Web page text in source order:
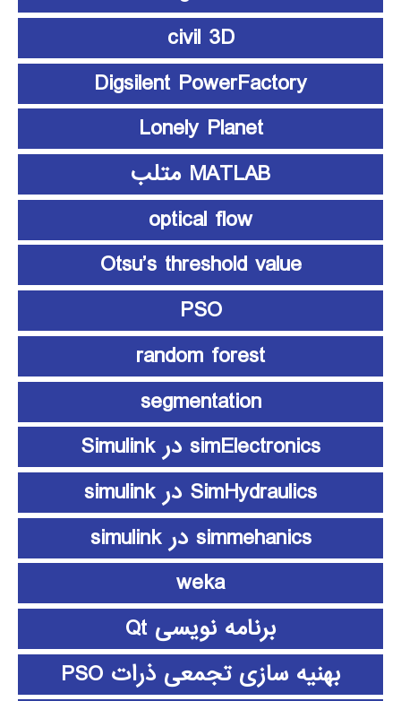
civil 3D
Digsilent PowerFactory
Lonely Planet
MATLAB متلب
optical flow
Otsu’s threshold value
PSO
random forest
segmentation
simElectronics در Simulink
SimHydraulics در simulink
simmehanics در simulink
weka
برنامه نویسی Qt
بهنیه سازی تجمعی ذرات PSO